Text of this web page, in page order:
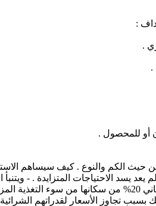
:
وإخصابها . 9- التحكم في نمو الأسماك وتكاثرها من حيث الكم
الاحتياجات المتزايدة . - ويتنبأ
القادمة سيصبح سكان المعمورة قرابة 7.3 مليار نسمة، وأن ما يزيد عن 90 % منهم سيعيشون في
تجاوز الأسعار لقدراتهم